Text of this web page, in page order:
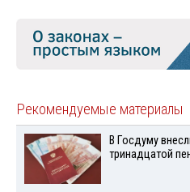
Рекомендуемые материалы
В Госдуму
тринадцатой